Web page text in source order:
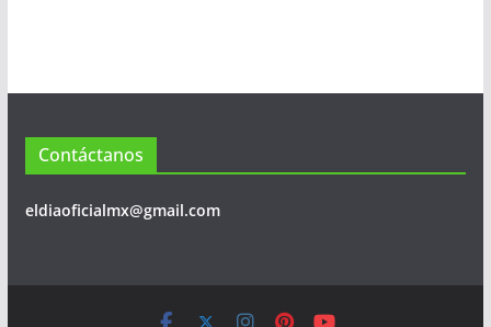
Contáctanos
eldiaoficialmx@gmail.com